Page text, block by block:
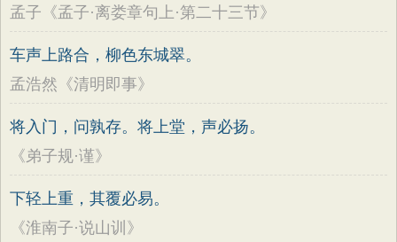
孟子《孟子·离娄章句上·第二十三节》
车声上路合，柳色东城翠。
孟浩然《清明即事》
将入门，问孰存。将上堂，声必扬。
《弟子规·谨》
下轻上重，其覆必易。
《淮南子·说山训》